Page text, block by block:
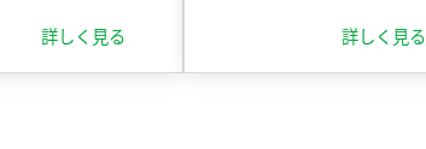
詳しく見る 詳しく見る